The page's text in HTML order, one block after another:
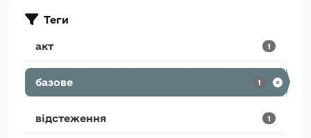
Теги
акт 1
базове 1
відстеження 1